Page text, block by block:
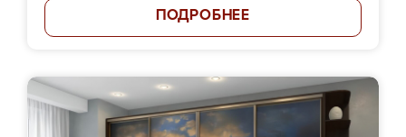
ПОДРОБНЕЕ